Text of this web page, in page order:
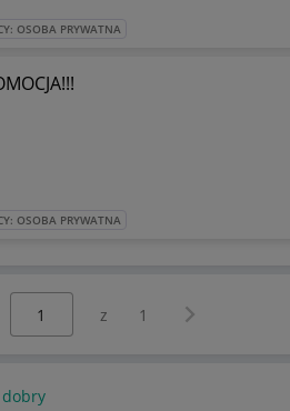
OSOBA PRYWATNA
OSOBA PRYWATNA
z 1 Następna strona